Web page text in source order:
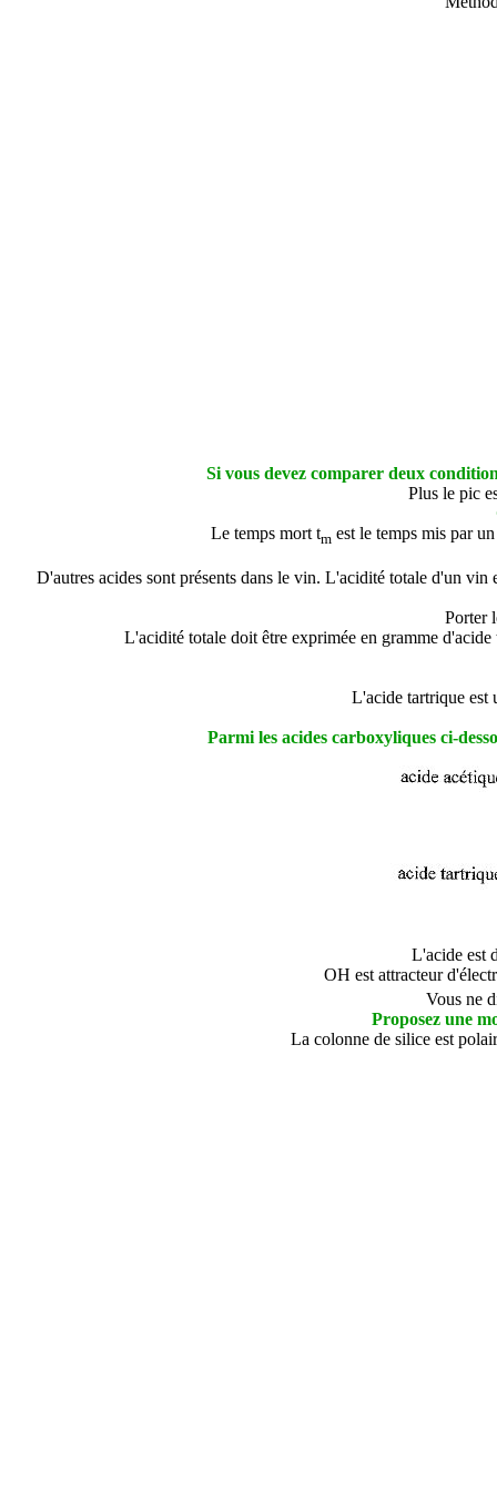
Si vous devez comparer deux
Plus le pic
Le temps mort tm est le temps mis par
D'autres acides sont présents dans le vin. L'acidité totale d'un
Porter
L'acidité totale doit être exprimée en gramme
L'acide tartrique
Parmi les acides carboxyliques ci-
L'acide est
OH est attracteur
Vous ne
Proposez une
La colonne de silice est